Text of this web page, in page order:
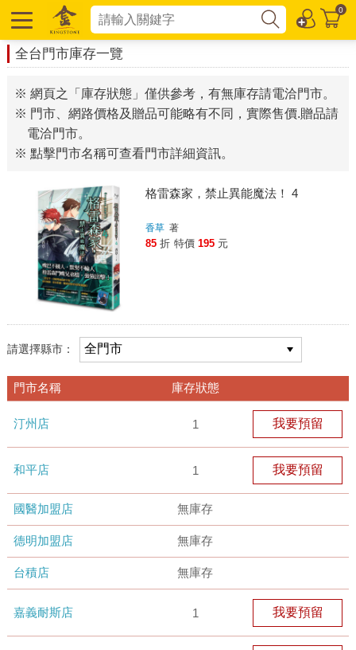
0
全台門市庫存一覽
※ 網頁之「庫存狀態」僅供參考，有無庫存請電洽門市。
※ 門市、網路價格及贈品可能略有不同，實際售價.贈品請
電洽門市。
※ 點擊門市名稱可查看門市詳細資訊。
格雷森家，禁止異能魔法！ 4
香草 著
85 折 特價 195 元
請選擇縣市：
門市名稱 庫存狀態
汀州店 1 我要預留
和平店 1 我要預留
國醫加盟店 無庫存
德明加盟店 無庫存
台積店 無庫存
嘉義耐斯店 1 我要預留